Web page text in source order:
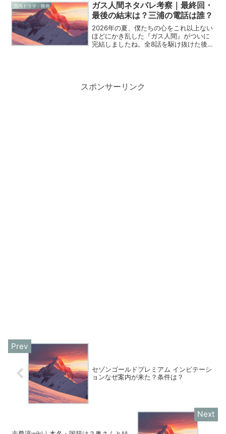
ね、かつての「池袋ウエストゲートパー
ク」や「木更津キャッツア...
国内ドラマ・映画
ガス人間ネタバレ考察｜最終回・
最後の結末は？三浦の電話は誰？
2026年の夏、僕たちの心をこれ以上ない
ほどにかき乱した『ガス人間』がついに
完結しましたね。全8話を駆け抜けた後
スポンサーリンク
セゾンゴールドプレミアム インビテーシ
ョンなぜ案内が来た？条件は？